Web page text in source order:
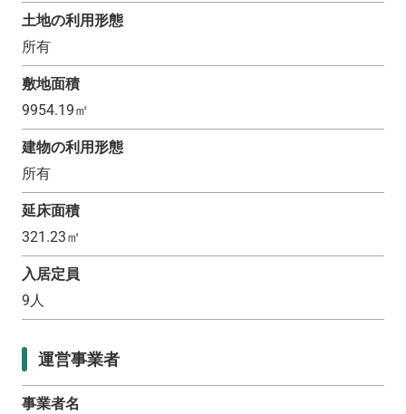
土地の利用形態
所有
敷地面積
9954.19㎡
建物の利用形態
所有
延床面積
321.23㎡
入居定員
9人
運営事業者
事業者名